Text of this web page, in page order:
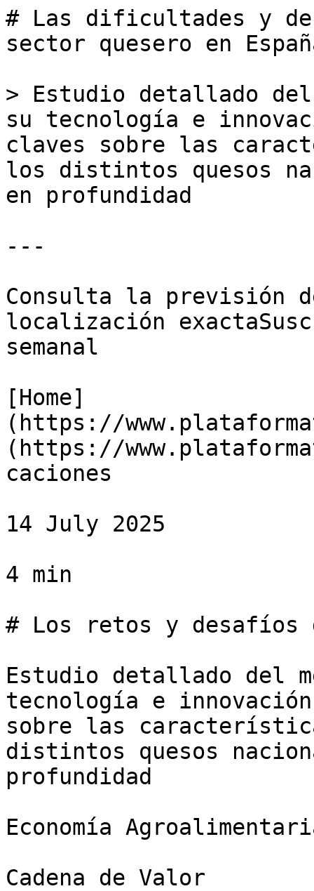
# Las dificultades y
sector quesero en
> Estudio detallado del
su tecnología e
claves sobre las
los distintos quesos
en profundidad
---
Consulta la previsión
localización
semanal
[Home]
(https://
(https://
caciones
14 July 2025
4 min
# Los retos y desafíos
Estudio detallado del
tecnología e
sobre las
distintos quesos
profundidad
Economía
Cadena de Valor